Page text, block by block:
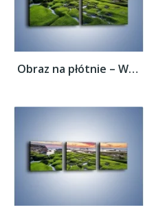
Obraz na płótnie – Woda w nierównym...